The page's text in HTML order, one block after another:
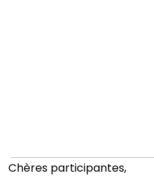
Chères participantes,